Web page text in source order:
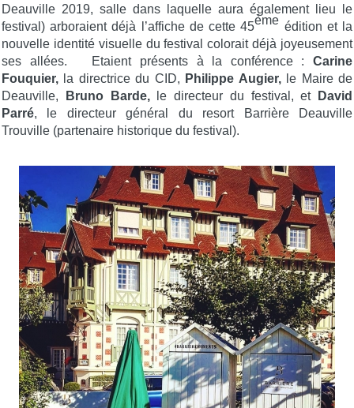
Deauville 2019, salle dans laquelle aura également lieu le
festival) arboraient déjà l’affiche de cette 45ème édition et la
nouvelle identité visuelle du festival colorait déjà joyeusement
ses allées. Etaient présents à la conférence : Carine
Fouquier, la directrice du CID, Philippe Augier,le Maire de
Deauville,
Bruno Barde,le directeur du festival, et
David
Parré, le directeur général du resort Barrière Deauville
Trouville (partenaire historique du festival).